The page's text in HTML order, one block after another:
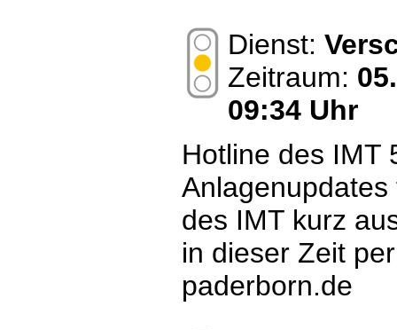
Dienst:
Zeitraum:
09:34 Uhr
Hotline des IMT
des IMT kurz
in dieser Zeit
paderborn.de